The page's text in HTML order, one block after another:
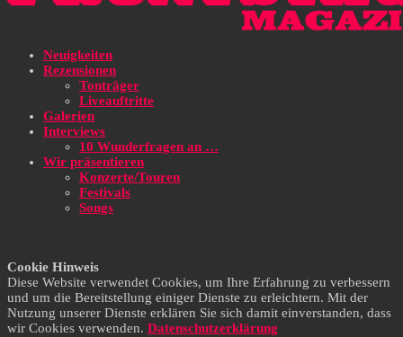
Neuigkeiten
Rezensionen
Tonträger
Liveauftritte
Galerien
Interviews
10 Wunderfragen an …
Wir präsentieren
Konzerte/Touren
Festivals
Songs
Cookie Hinweis
Diese Website verwendet Cookies, um Ihre Erfahrung zu verbessern
und um die Bereitstellung einiger Dienste zu erleichtern. Mit der
Nutzung unserer Dienste erklären Sie sich damit einverstanden, dass
wir Cookies verwenden. Datenschutzerklärung